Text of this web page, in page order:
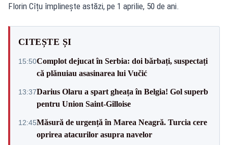
Florin Cîțu împlinește astăzi, pe 1 aprilie, 50 de ani.
CITEȘTE ȘI
15:50Complot dejucat în Serbia: doi bărbați, suspectați
că plănuiau asasinarea lui Vučić
13:37Darius Olaru a spart gheața în Belgia! Gol superb
pentru Union Saint-Gilloise
12:45Măsură de urgență în Marea Neagră. Turcia cere
oprirea atacurilor asupra navelor